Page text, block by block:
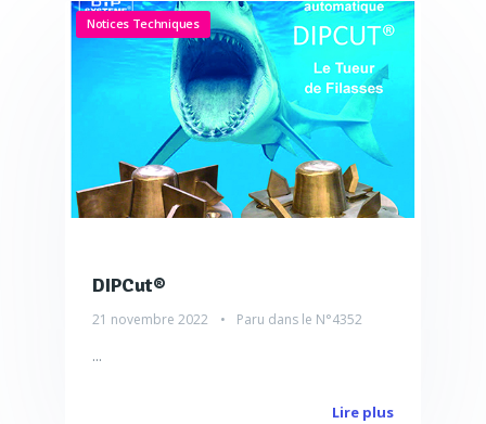
Notices Techniques
DIPCut®
21 novembre 2022 Paru dans le N°4352
...
Lire plus